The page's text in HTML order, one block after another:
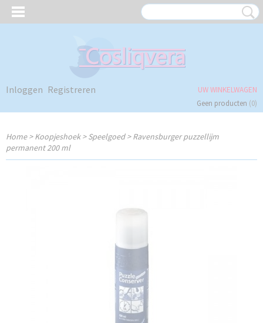
Inloggen Registreren
UW WINKELWAGEN
Geen producten (0)
Home>Koopjeshoek>Speelgoed>Ravensburger puzzellijm
permanent 200 ml